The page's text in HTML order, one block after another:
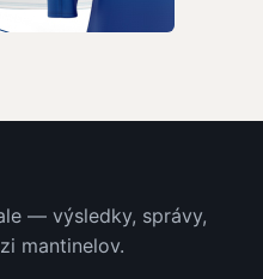
— výsledky, správy,
mantinelov.